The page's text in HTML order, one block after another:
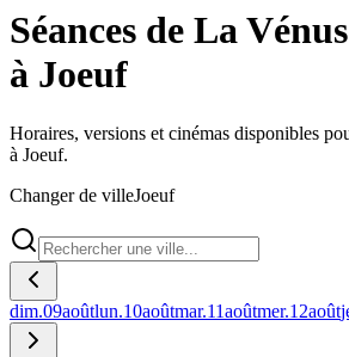
Séances de La
à Joeuf
Horaires, versions et cinémas disponibles
à Joeuf.
Changer de villeJoeuf
dim.09aoûtlun.10aoûtmar.11aoûtmer.12août